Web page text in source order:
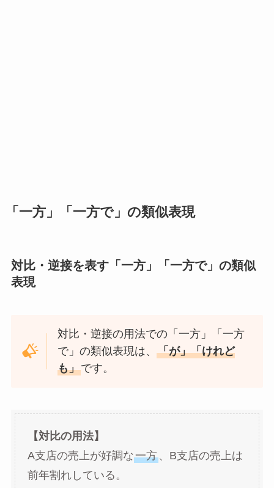
「一方」「一方で」の類似表現
対比・逆接を表す「一方」「一方で」の類似
表現
対比・逆接の用法での「一方」「一方
で」の類似表現は、「が」「けれど
も」です。
【対比の用法】
A支店の売上が好調な一方、B支店の売上は
前年割れしている。